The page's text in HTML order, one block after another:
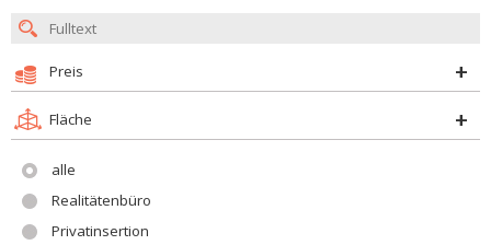
Preis
Fläche
alle
Realitätenbüro
Privatinsertion